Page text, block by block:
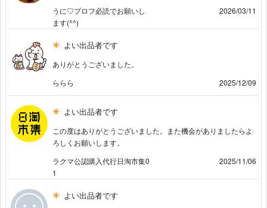
うに♡プロフ必読でお願いし
ます(^^)
2026/03/11
よい出品者です
ありがとうございました。
ららら
2025/12/09
よい出品者です
この度はありがとうございました。また機会がありましたらよ
ろしくお願いします。
ラクマ公認購入代行日淘市集0
1
2025/11/06
よい出品者です